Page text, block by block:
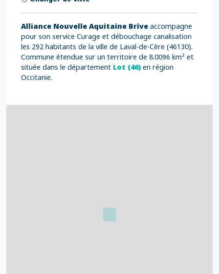
Alliance Nouvelle Aquitaine Brive accompagne
pour son service Curage et débouchage canalisation
les 292 habitants de la ville de Laval-de-Cère (46130).
Commune étendue sur un territoire de 8.0096 km² et
située dans le département Lot (46) en région
Occitanie.